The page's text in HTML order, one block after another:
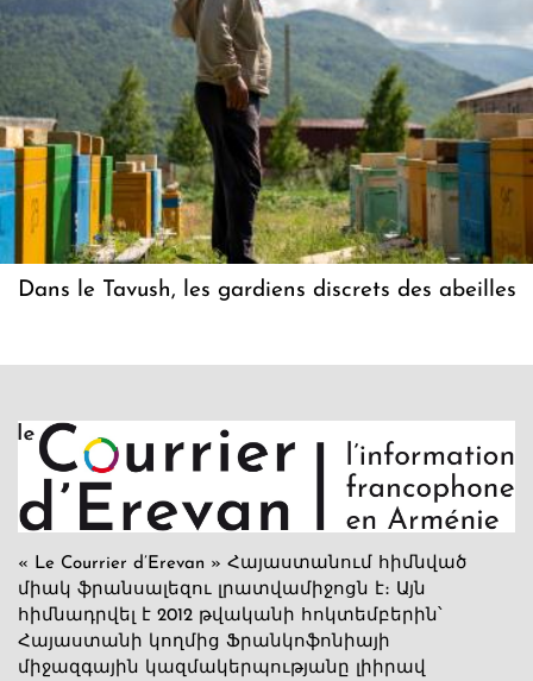
Dans le Tavush, les gardiens discrets des abeilles
« Le Courrier d’Erevan » Հայաստանում հիմնված
միակ ֆրանսալեզու լրատվամիջոցն է։ Այն
հիմնադրվել է 2012 թվականի հոկտեմբերին՝
Հայաստանի կողմից Ֆրանկոֆոնիայի
միջազգային կազմակերպությանը լիիրավ